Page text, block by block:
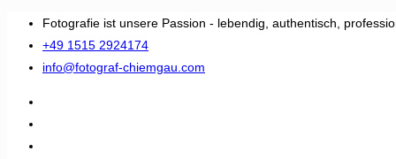
Fotografie ist unsere Passion - lebendig, authentisch,
+49 1515 2924174
info@fotograf-chiemgau.com